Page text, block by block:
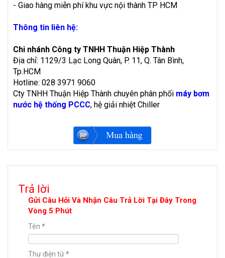
- Giao hàng miễn phí khu vực nội thành TP HCM
Thông tin liên hệ:
Chi nhánh Công ty TNHH Thuận Hiệp Thành
Địa chỉ: 1129/3 Lạc Long Quân, P. 11, Q. Tân Bình,
Tp.HCM
Hotline: 028 3971 9060
Cty TNHH Thuận Hiệp Thành chuyên phân phối máy bơm
nước hệ thống PCCC, hệ giải nhiệt Chiller
Trả lời
Gửi Câu Hỏi Và Nhận Câu Trả Lời Tại Đây Trong
Vòng 5 Phút
Tên *
Thư điện tử*